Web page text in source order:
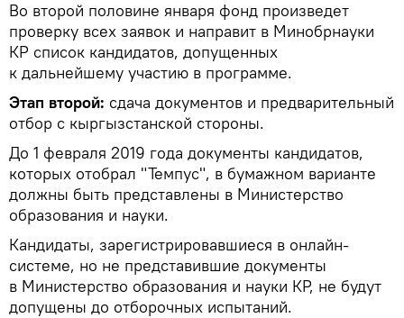
Во второй половине января фонд произведет
проверку всех заявок и направит в Минобрнауки
КР список кандидатов, допущенных
к дальнейшему участию в программе.
Этап второй: сдача документов и предварительный
отбор с кыргызстанской стороны.
До 1 февраля 2019 года документы кандидатов,
которых отобрал "Темпус", в бумажном варианте
должны быть представлены в Министерство
образования и науки.
Кандидаты, зарегистрировавшиеся в онлайн-
системе, но не представившие документы
в Министерство образования и науки КР, не будут
допущены до отборочных испытаний.